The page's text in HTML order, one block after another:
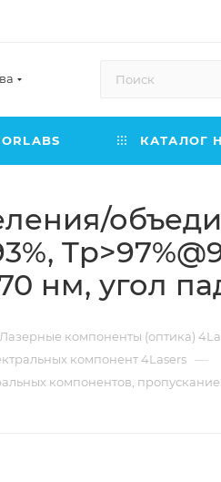
КАТАЛОГ
нм, угол
Лазерные компоненты (оптика)
компонент 4Lasers —
компонентов, пропускание: